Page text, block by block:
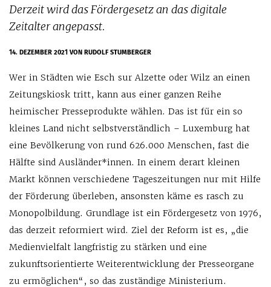
Derzeit wird das Fördergesetz an das digitale
Zeitalter angepasst.
14. DEZEMBER 2021VON RUDOLF STUMBERGER
Wer in Städten wie Esch sur Alzette oder Wilz an einen
Zeitungskiosk tritt, kann aus einer ganzen Reihe
heimischer Presseprodukte wählen. Das ist für ein so
kleines Land nicht selbstverständlich – Luxemburg hat
eine Bevölkerung von rund 626.000 Menschen, fast die
Hälfte sind Ausländer*innen. In einem derart kleinen
Markt können verschiedene Tageszeitungen nur mit Hilfe
der Förderung überleben, ansonsten käme es rasch zu
Monopolbildung. Grundlage ist ein Fördergesetz von 1976,
das derzeit reformiert wird. Ziel der Reform ist es, „die
Medienvielfalt langfristig zu stärken und eine
zukunftsorientierte Weiterentwicklung der Presseorgane
zu ermöglichen“, so das zuständige Ministerium.